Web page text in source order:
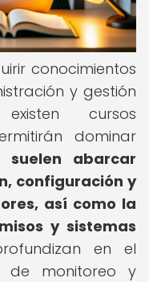
conocimientos
y gestión
cursos
dominar
suelen abarcar
configuración y
así como la
y sistemas
en el
de monitoreo y